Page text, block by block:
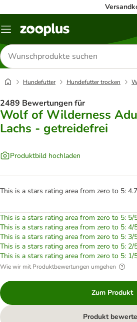
Menü
Produkte
suchen
Hundefutter Hundefutter trocken
2489 Bewertungen für
Wolf of Wilderness
Lachs - getreidefrei
Produktbild hochladen
This is a stars rating area from zero to 5:
This is a stars rating area from zero to 5: 5/
This is a stars rating area from zero to 5: 4/
This is a stars rating area from zero to 5: 3/
This is a stars rating area from zero to 5: 2/
This is a stars rating area from zero to 5: 1/
Wie wir mit Produktbewertungen umgehen
Zum Produkt
Produkt